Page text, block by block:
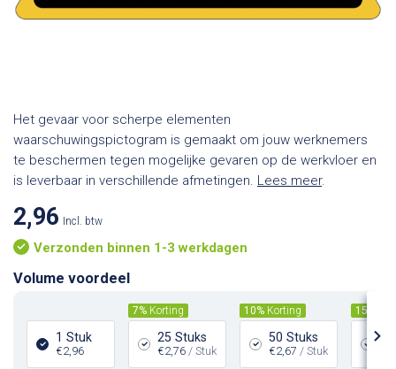
Het gevaar voor scherpe elementen
waarschuwingspictogram is gemaakt om jouw werknemers
te beschermen tegen mogelijke gevaren op de werkvloer en
is leverbaar in verschillende afmetingen. Lees meer.
2,96 Incl. btw
Verzonden binnen 1-3 werkdagen
Volume voordeel
1 Stuk
€2,96
7% Korting
25 Stuks
€2,76 / Stuk
10% Korting
50 Stuks
€2,67 / Stuk
15%